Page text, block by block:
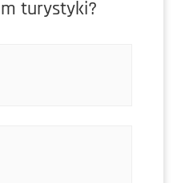
turystyki?